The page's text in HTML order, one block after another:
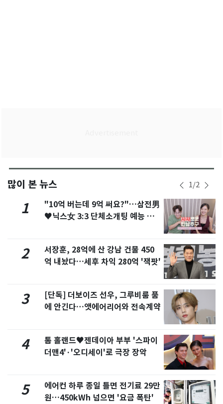
많이 본 뉴스 1/2
1
"10억 버는데 9억 써요?"…삼전男
♥닉스女 3:3 단체소개팅 예능 화
2
서장훈, 28억에 산 강남 건물 450
억 내놨다…세후 차익 280억 '잭팟'
3
[단독] 더보이즈 선우, 그루비룸 품
에 안긴다…앳에어리어와 전속계약
4
톰 홀랜드♥젠데이아 부부 '스파이
더맨4'·'오디세이'로 극장 장악
5
에어컨 하루 종일 틀면 전기료 29만
원…450kWh 넘으면 '요금 폭탄'